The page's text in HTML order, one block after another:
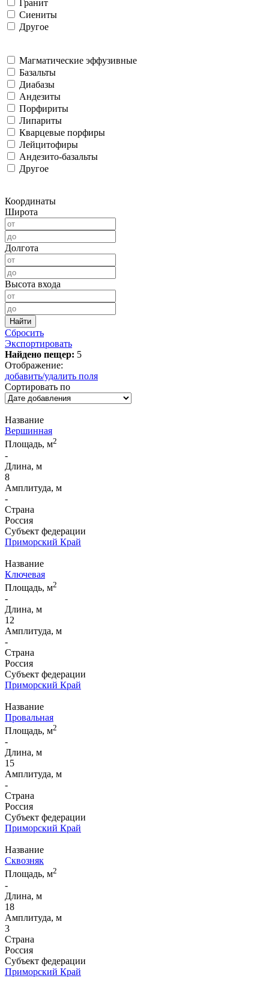
Гранит
Сиениты
Другое
Магматические эффузивные
Базальты
Диабазы
Андезиты
Порфириты
Липариты
Кварцевые порфиры
Лейцитофиры
Андезито-базальты
Другое
Координаты
Широта
Долгота
Высота входа
Сбросить
Экспортировать
Найдено пещер: 5
Отображение:
добавить/удалить поля
Сортировать по
Название
Вершинная
Площадь, м2
-
Длина, м
8
Амплитуда, м
-
Страна
Россия
Субъект федерации
Приморский Край
Название
Ключевая
Площадь, м2
-
Длина, м
12
Амплитуда, м
-
Страна
Россия
Субъект федерации
Приморский Край
Название
Провальная
Площадь, м2
-
Длина, м
15
Амплитуда, м
-
Страна
Россия
Субъект федерации
Приморский Край
Название
Сквозняк
Площадь, м2
-
Длина, м
18
Амплитуда, м
3
Страна
Россия
Субъект федерации
Приморский Край